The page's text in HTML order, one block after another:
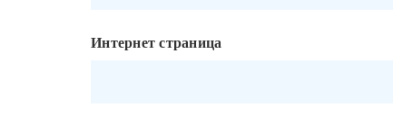
Интернет страница